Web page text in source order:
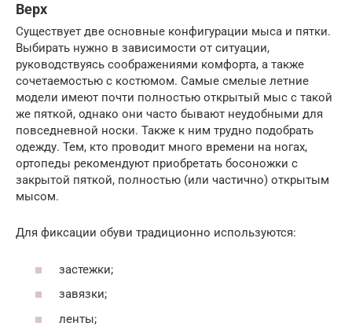
Верх
Существует две основные конфигурации мыса и пятки.
Выбирать нужно в зависимости от ситуации,
руководствуясь соображениями комфорта, а также
сочетаемостью с костюмом. Самые смелые летние
модели имеют почти полностью открытый мыс с такой
же пяткой, однако они часто бывают неудобными для
повседневной носки. Также к ним трудно подобрать
одежду. Тем, кто проводит много времени на ногах,
ортопеды рекомендуют приобретать босоножки с
закрытой пяткой, полностью (или частично) открытым
мысом.
Для фиксации обуви традиционно используются:
застежки;
завязки;
ленты;